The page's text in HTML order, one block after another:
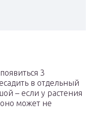
3
в отдельный
– если у растения
может не